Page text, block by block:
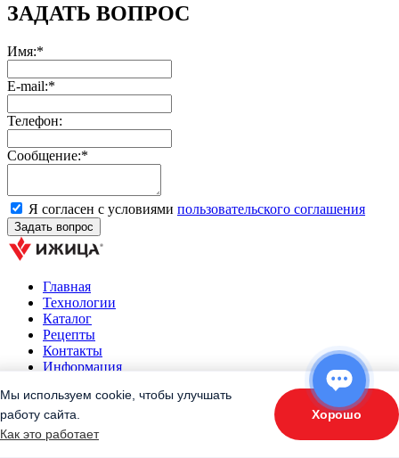
ЗАДАТЬ ВОПРОС
Имя:*
E-mail:*
Телефон:
Сообщение:*
Я согласен с условиями пользовательского соглашения
Главная
Технологии
Каталог
Рецепты
Контакты
Информация
Мы используем cookie, чтобы улучшать
работу сайта.
Как это работает
Хорошо
«Подберите оборудование»